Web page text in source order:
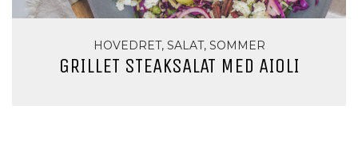
HOVEDRET, SALAT, SOMMER
GRILLET STEAKSALAT MED AIOLI